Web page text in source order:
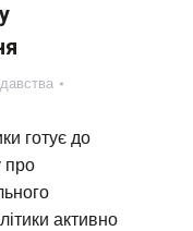
готує до
про
активно